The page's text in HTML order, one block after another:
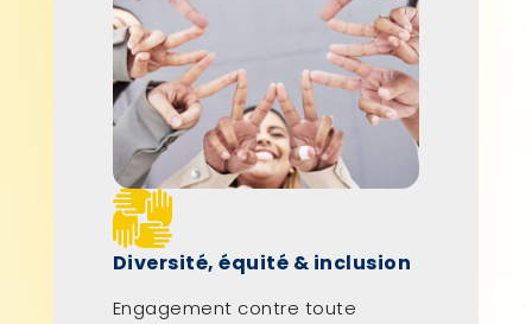
Diversité, équité & inclusion
Engagement contre toute